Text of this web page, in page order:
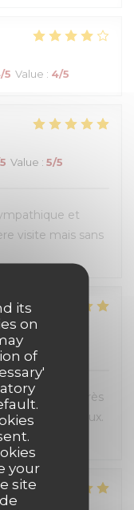
its
on
of
your
site
/5 Value : 4/5
Value : 5/5
et
visite mais sans
/5 Value
et à l'écoute. Très
sont délicieux.